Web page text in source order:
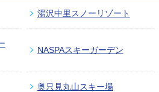
湯沢中里スノーリゾート
NASPAスキーガーデン
奥只見丸山スキー場